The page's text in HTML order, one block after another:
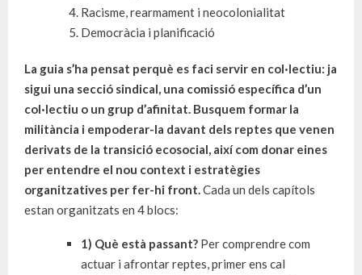
Racisme, rearmament i neocolonialitat
Democràcia i planificació
La guia s’ha pensat perquè es faci servir en col·lectiu: ja
sigui una secció sindical, una comissió específica d’un
col·lectiu o un grup d’afinitat. Busquem formar la
militància i empoderar-la davant dels reptes que venen
derivats de la transició ecosocial, així com donar eines
per entendre el nou context i estratègies
organitzatives per fer-hi front. Cada un dels capítols
estan organitzats en 4 blocs:
1) Què està passant? Per comprendre com
actuar i afrontar reptes, primer ens cal